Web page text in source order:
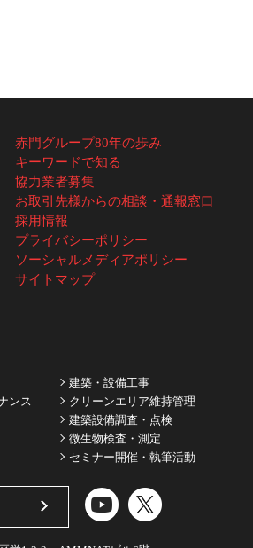
赤門グループ80年の歩み
キーワードで知る
協力業者募集
お取引先様からの相談・通報窓口
採用情報
プライバシーポリシー
ソーシャルメディアポリシー
サイトマップ
ンス
建築・設備工事
クリーンエリア維持管理
建築設備調査・点検
微生物検査・測定
セミナー開催・執筆活動